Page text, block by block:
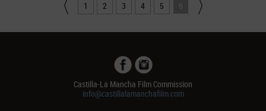
1 2 3 4 5 6
Castilla-La Mancha Film Commission
info@castillalamanchafilm.com